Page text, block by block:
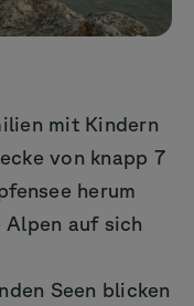
mit Kindern
von knapp 7
herum
auf sich
Seen blicken